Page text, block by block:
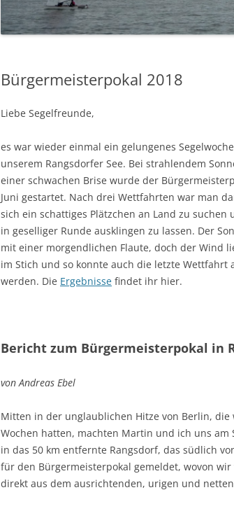
07.06.2014 PFINGSTREGATTA
Bürgermeisterpokal 2018
Liebe Segelfreunde,
es war wieder einmal ein gelungenes
unserem Rangsdorfer See. Bei strahlendem
einer schwachen Brise wurde der
Juni gestartet. Nach drei Wettfahrten war man
sich ein schattiges Plätzchen an Land zu suchen
in geselliger Runde ausklingen zu lassen. Der
mit einer morgendlichen Flaute, doch der Wind
im Stich und so konnte auch die letzte Wettfahrt
werden. Die Ergebnisse findet ihr hier.
Bericht zum Bürgermeisterpokal in
von Andreas Ebel
Mitten in der unglaublichen Hitze von Berlin,
Wochen hatten, machten Martin und ich uns am
in das 50 km entfernte Rangsdorf, das südlich
für den Bürgermeisterpokal gemeldet, wovon
direkt aus dem ausrichtenden, urigen und netten